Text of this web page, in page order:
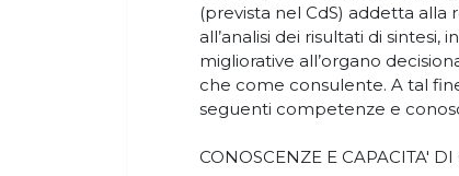
(prevista nel CdS) addetta alla
all’analisi dei risultati di sintesi,
migliorative all’organo
che come consulente. A tal
seguenti competenze e
CONOSCENZE E CAPACITA'